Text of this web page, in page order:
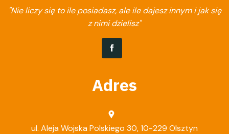
"Nie liczy się to ile posiadasz, ale ile dajesz innym i jak się
z nimi dzielisz"
Adres
ul. Aleja Wojska Polskiego 30, 10-229 Olsztyn